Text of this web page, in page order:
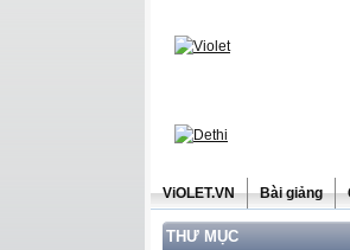
ViOLET.VN Bài giảng
THƯ MỤC